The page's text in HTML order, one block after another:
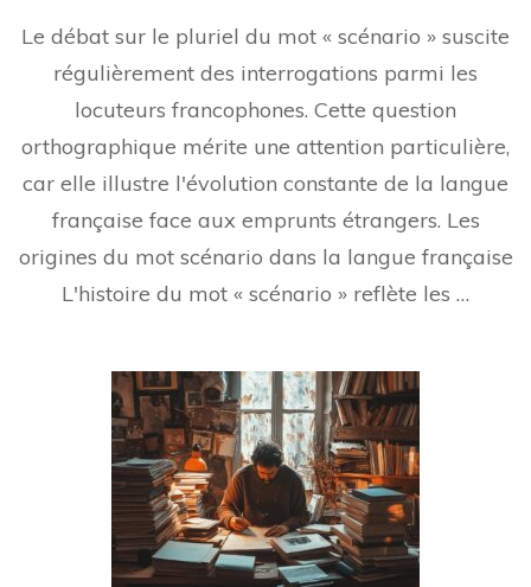
Le débat sur le pluriel du mot « scénario » suscite
régulièrement des interrogations parmi les
locuteurs francophones. Cette question
orthographique mérite une attention particulière,
car elle illustre l'évolution constante de la langue
française face aux emprunts étrangers. Les
origines du mot scénario dans la langue française
L'histoire du mot « scénario » reflète les …